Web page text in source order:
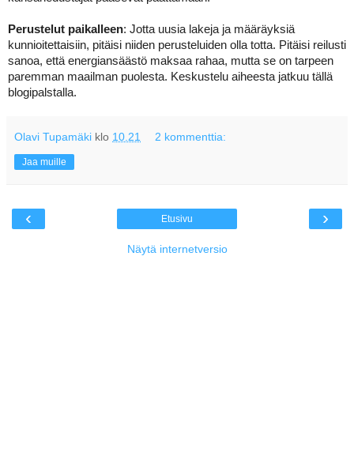
Perustelut paikalleen: Jotta uusia lakeja ja määräyksiä
kunnioitettaisiin, pitäisi niiden perusteluiden olla totta. Pitäisi reilusti
sanoa, että energiansäästö maksaa rahaa, mutta se on tarpeen
paremman maailman puolesta. Keskustelu aiheesta jatkuu tällä
blogipalstalla.
Olavi Tupamäki klo 10.21 2 kommenttia:
Jaa muille
‹ ›
Etusivu
Näytä internetversio